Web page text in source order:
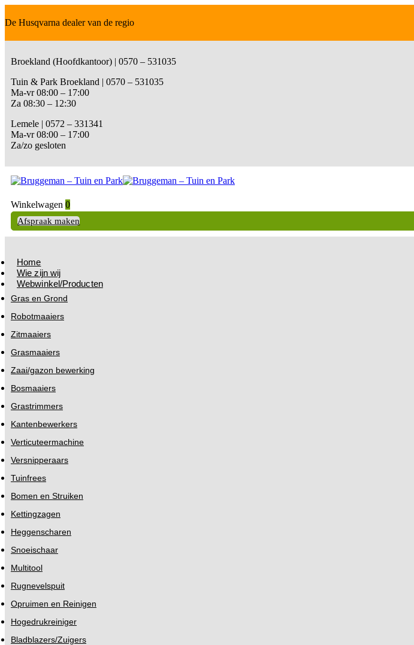
De Husqvarna dealer van de regio
Broekland (Hoofdkantoor) | 0570 – 531035
Tuin & Park Broekland | 0570 – 531035
Ma-vr 08:00 – 17:00
Za 08:30 – 12:30
Lemele | 0572 – 331341
Ma-vr 08:00 – 17:00
Za/zo gesloten
Winkelwagen 0
Afspraak maken
Home
Wie zijn wij
Webwinkel/Producten
Gras en Grond
Robotmaaiers
Zitmaaiers
Grasmaaiers
Zaai/gazon bewerking
Bosmaaiers
Grastrimmers
Kantenbewerkers
Verticuteermachine
Versnipperaars
Tuinfrees
Bomen en Struiken
Kettingzagen
Heggenscharen
Snoeischaar
Multitool
Rugnevelspuit
Opruimen en Reinigen
Hogedrukreiniger
Bladblazers/Zuigers